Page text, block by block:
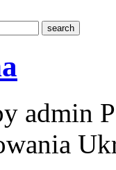
admin